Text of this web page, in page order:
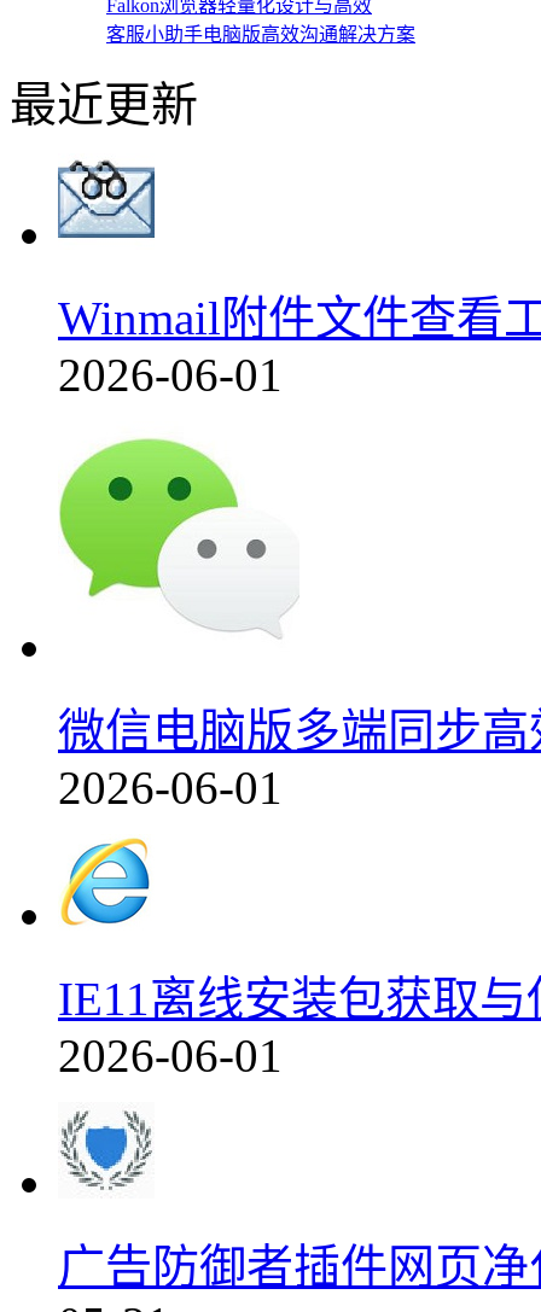
Falkon浏览器轻量化设计与高效
客服小助手电脑版高效沟通解决方案
最近更新
Winmail附件文件查看
2026-06-01
微信电脑版多端同步高
2026-06-01
IE11离线安装包获取
2026-06-01
广告防御者插件网页